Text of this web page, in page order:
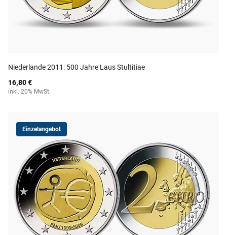
Niederlande 2011: 500 Jahre Laus Stultitiae
16,80 €
inkl. 20% MwSt.
Einzelangebot